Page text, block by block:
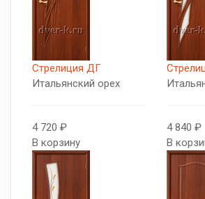
Стрелиция ДГ
Итальянский орех
4 720 ₽
В корзину
4 840 ₽
В